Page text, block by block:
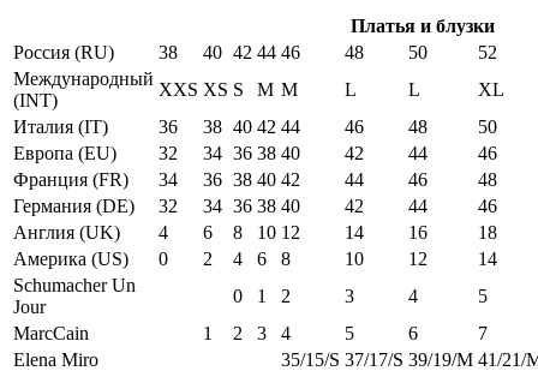
Платья и блузки
Россия (RU)
38 40 42 44 46 48 50
52
Международный
(INT)
XXS XS S M M L L
XL
Италия (IT)
36 38 40 42 44 46 48
50
Европа (EU)
32 34 36 38 40 42 44
46
Франция (FR)
34 36 38 40 42 44 46
48
Германия (DE)
32 34 36 38 40 42 44
46
Англия (UK)
4 6 8 10 12 14 16
18
Америка (US)
0 2 4 6 8 10 12
14
Schumacher Un
Jour
0 1 2 3 4
5
MarcCain
1 2 3 4 5 6
7
Elena Miro
35/15/S 37/17/S 39/19/M 41/21/